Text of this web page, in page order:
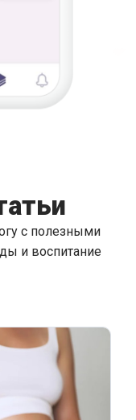
с полезными
и воспитание